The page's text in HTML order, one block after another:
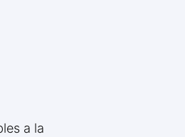
a la